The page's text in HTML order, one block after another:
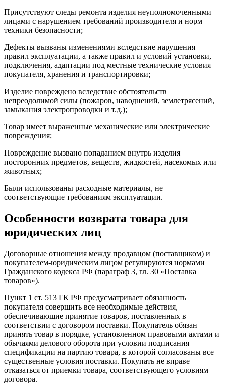
Присутствуют следы ремонта изделия неуполномоченными
лицами с нарушением требований производителя и норм
техники безопасности;
Дефекты вызваны изменениями вследствие нарушения
правил эксплуатации, а также правил и условий установки,
подключения, адаптации под местные технические условия
покупателя, хранения и транспортировки;
Изделие повреждено вследствие обстоятельств
непреодолимой силы (пожаров, наводнений, землетрясений,
замыкания электропроводки и т.д.);
Товар имеет выраженные механические или электрические
повреждения;
Повреждение вызвано попаданием внутрь изделия
посторонних предметов, веществ, жидкостей, насекомых или
животных;
Были использованы расходные материалы, не
соответствующие требованиям эксплуатации.
Особенности возврата товара для
юридических лиц
Договорные отношения между продавцом (поставщиком) и
покупателем-юридическим лицом регулируются нормами
Гражданского кодекса РФ (параграф 3, гл. 30 «Поставка
товаров»).
Пункт 1 ст. 513 ГК РФ предусматривает обязанность
покупателя совершить все необходимые действия,
обеспечивающие принятие товаров, поставленных в
соответствии с договором поставки. Покупатель обязан
принять товар в порядке, установленном правовыми актами и
обычаями делового оборота при условии подписания
спецификации на партию товара, в которой согласованы все
существенные условия поставки. Покупать не вправе
отказаться от приемки товара, соответствующего условиям
договора.